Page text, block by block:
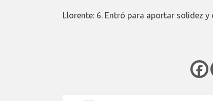
Llorente: 6. Entró para aportar solidez